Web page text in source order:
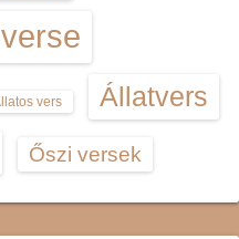
vers Állatvers
Őszi versek